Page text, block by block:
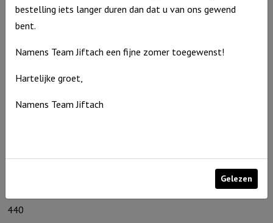
1850
702
Loopauto's
302
440
bestelling iets langer duren dan dat u van ons gewend
bent.
Namens Team Jiftach een fijne zomer toegewenst!
Hartelijke groet,
Namens Team Jiftach
Gelezen